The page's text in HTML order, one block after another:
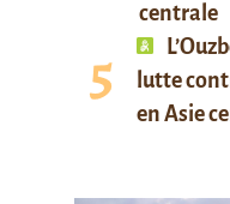
centrale
lutte
en Asie